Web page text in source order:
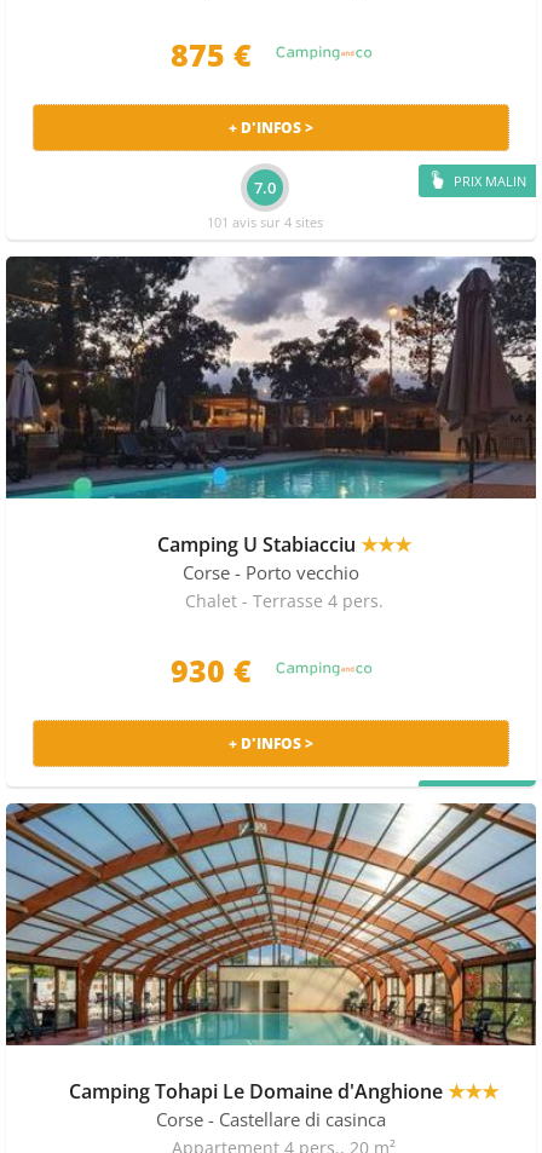
875 €
PRIX MALIN
+ D'INFOS >
7.0
101 avis sur 4 sites
Camping U Stabiacciu ★★★
Corse - Porto vecchio
Chalet - Terrasse 4 pers.
930 €
+ D'INFOS >
Camping Tohapi Le Domaine d'Anghione★★★
Corse - Castellare di casinca
Appartement 4 pers., 20 m²